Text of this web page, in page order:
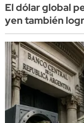
El dólar global
yen también